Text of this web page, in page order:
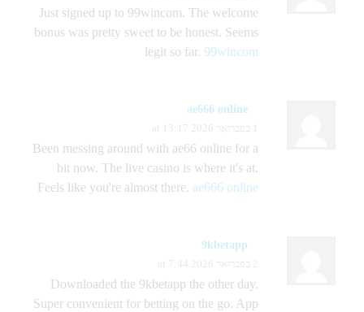
Just signed up to 99wincom. The welcome
bonus was pretty sweet to be honest. Seems
legit so far. 99wincom
ae666 online
1 בפברואר 2026 at 13:17
Been messing around with ae66 online for a
bit now. The live casino is where it's at.
Feels like you're almost there. ae666 online
9kbetapp
2 בפברואר 2026 at 7:44
Downloaded the 9kbetapp the other day.
Super convenient for betting on the go. App